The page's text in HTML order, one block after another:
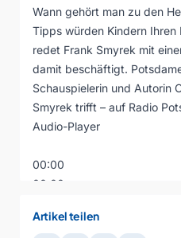
Wann gehört man zu den
Tipps würden Kindern Ihren
redet Frank Smyrek mit
damit beschäftigt.
Schauspielerin und Autorin
Smyrek trifft – auf Radio
Audio-Player
00:00
00:00
Artikel teilen